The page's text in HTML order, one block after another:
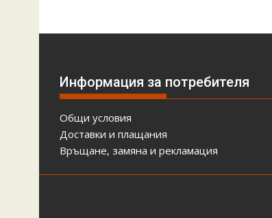
may
be
on
page
Информация за потребителя
Общи условия
Доставки и плащания
Връщане, замяна и рекламация